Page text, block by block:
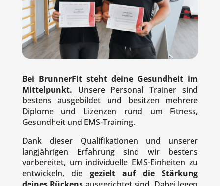
Bei BrunnerFit steht deine Gesundheit im
Mittelpunkt. Unsere Personal Trainer sind
bestens ausgebildet und besitzen mehrere
Diplome und Lizenzen rund um Fitness,
Gesundheit und EMS-Training.
Dank dieser Qualifikationen und unserer
langjährigen Erfahrung sind wir bestens
vorbereitet, um individuelle EMS-Einheiten zu
entwickeln, die gezielt auf die Stärkung